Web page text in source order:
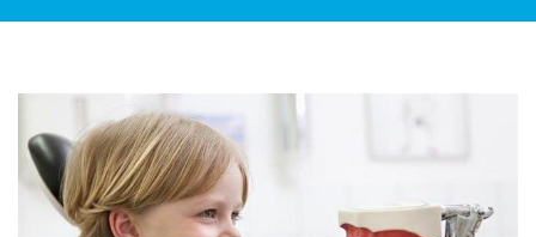
NOVITÀ
CONTATTACI